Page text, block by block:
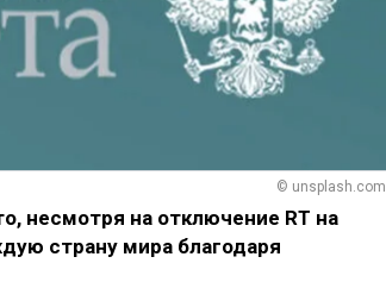
© unsplash.com
несмотря на отключение RT на
страну мира благодаря